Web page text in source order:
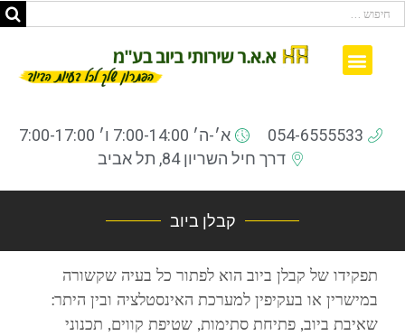
054-6555533
א׳-ה׳ 7:00-14:00 ו׳ 7:00-17:00
דרך חיל השריון 84, תל אביב
קבלן ביוב
תפקידו של קבלן ביוב הוא לפתור כל בעיה שקשורה
במישרין או בעקיפין למערכת האינסטלציה ובין היתר:
שאיבת ביוב, פתיחת סתימות, שטיפת קווים, תכנוני